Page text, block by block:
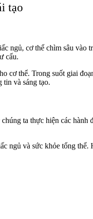
tạo
cơ thể chìm sâu vào
cấu.
cơ thể. Trong suốt giai
tin và sáng tạo.
ta thực hiện các
ngủ và sức khỏe tổng